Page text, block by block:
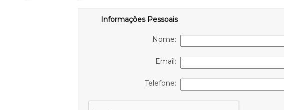
Informações Pessoais
Nome:
Email:
Telefone: